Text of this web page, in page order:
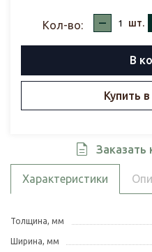
Кол-во: – шт.
В
Купить
Заказать
Характеристики
Толщина, мм
Ширина, мм